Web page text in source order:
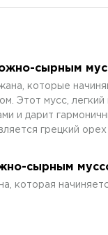
сырным
которые
Этот мусс, легкий
и дарит
грецкий орех
сырным
которая